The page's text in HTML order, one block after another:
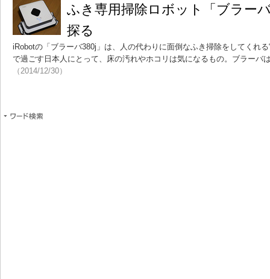
ふき専用掃除ロボット「ブラー
探る
iRobotの「ブラーバ380j」は、人の代わりに面倒なふき掃除をしてくれ
で過ごす日本人にとって、床の汚れやホコリは気になるもの。ブラーバ
（2014/12/30）